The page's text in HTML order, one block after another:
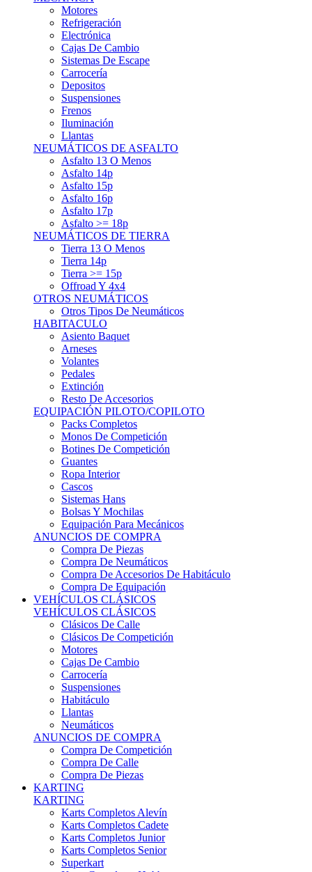
Refrigeración
Electrónica
Cajas De Cambio
Sistemas De Escape
Carrocería
Depositos
Suspensiones
Frenos
Iluminación
Llantas
NEUMÁTICOS DE ASFALTO
Asfalto 13 O Menos
Asfalto 14p
Asfalto 15p
Asfalto 16p
Asfalto 17p
Asfalto >= 18p
NEUMÁTICOS DE TIERRA
Tierra 13 O Menos
Tierra 14p
Tierra >= 15p
Offroad Y 4x4
OTROS NEUMÁTICOS
Otros Tipos De Neumáticos
HABITACULO
Asiento Baquet
Arneses
Volantes
Pedales
Extinción
Resto De Accesorios
EQUIPACIÓN PILOTO/COPILOTO
Packs Completos
Monos De Competición
Botines De Competición
Guantes
Ropa Interior
Cascos
Sistemas Hans
Bolsas Y Mochilas
Equipación Para Mecánicos
ANUNCIOS DE COMPRA
Compra De Piezas
Compra De Neumáticos
Compra De Accesorios De Habitáculo
Compra De Equipación
VEHÍCULOS CLÁSICOS
VEHÍCULOS CLÁSICOS
Clásicos De Calle
Clásicos De Competición
Motores
Cajas De Cambio
Carrocería
Suspensiones
Habitáculo
Llantas
Neumáticos
ANUNCIOS DE COMPRA
Compra De Competición
Compra De Calle
Compra De Piezas
KARTING
KARTING
Karts Completos Alevín
Karts Completos Cadete
Karts Completos Junior
Karts Completos Senior
Superkart
Karts Completos Hobbye